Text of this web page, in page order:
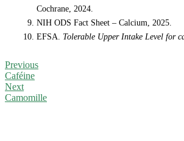
Cochrane, 2024.
NIH ODS Fact Sheet – Calcium, 2025.
EFSA. Tolerable Upper Intake Level for
Previous
Caféine
Next
Camomille